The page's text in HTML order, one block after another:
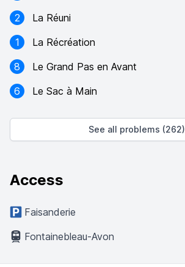
2
La Réuni
1
La Récréation
8
Le Grand Pas en Avant
6
Le Sac à Main
See all problems (262)
Access
Faisanderie
Fontainebleau-Avon